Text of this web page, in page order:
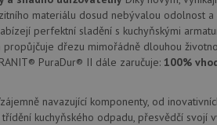
materiálu dosud nebývalou odolnost a
perfektní sladění s kuchyňskými
dřezu mimořádně dlouhou
PuraDur® II dále zaručuje: 100%
navazující komponenty, od
kuchyňského odpadu, přesvědčí svojí
koncový uživatel
ale pokud je